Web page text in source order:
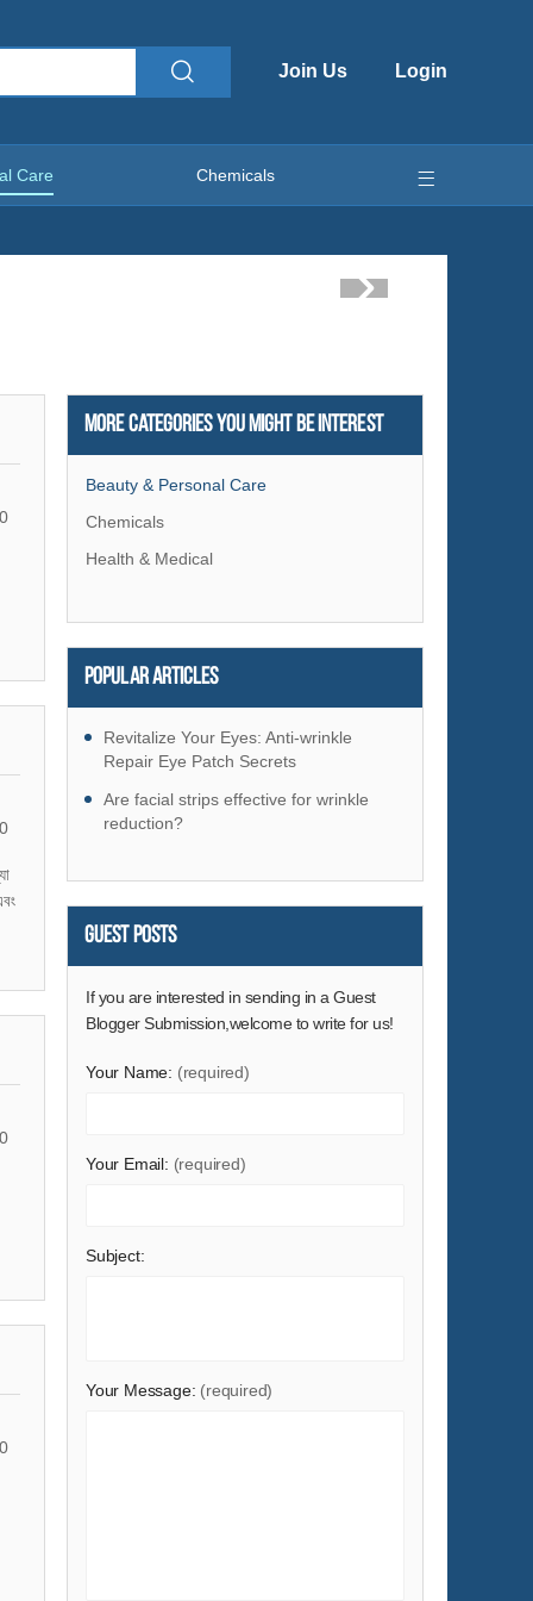
Login
Join Us
Care Chemicals
0
0
0
0
More Categories You Might Be Interest
Beauty & Personal Care
Chemicals
Health & Medical
Popular articles
Revitalize Your Eyes: Anti-wrinkle
Repair Eye Patch Secrets
Are facial strips effective for wrinkle
reduction?
Guest Posts
If you are interested in sending in a Guest
Blogger Submission,welcome to write for us!
Your Name: (required)
Your Email: (required)
Subject:
Your Message: (required)